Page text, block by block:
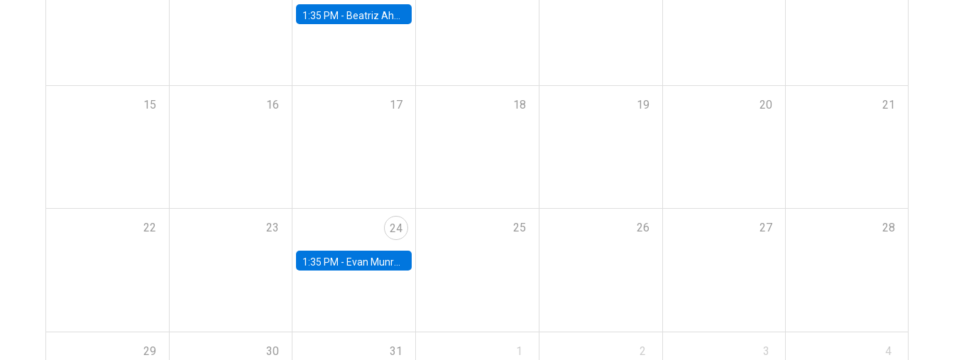
1:35 PM - Beatriz Ahumada, PhD candidate, Universidad de Pittsburgh
15 16 17 18 19 20 21
22 23 24
1:35 PM - Evan Munro, Neyman Visiting Assistant Professor in the Department of Statistics at UC Berkeley
25 26 27 28
29 30 31 1 2 3 4